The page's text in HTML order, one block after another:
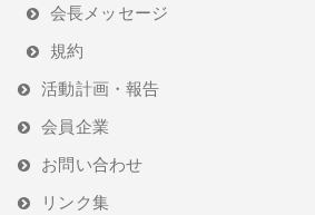
会長メッセージ
規約
活動計画・報告
会員企業
お問い合わせ
リンク集